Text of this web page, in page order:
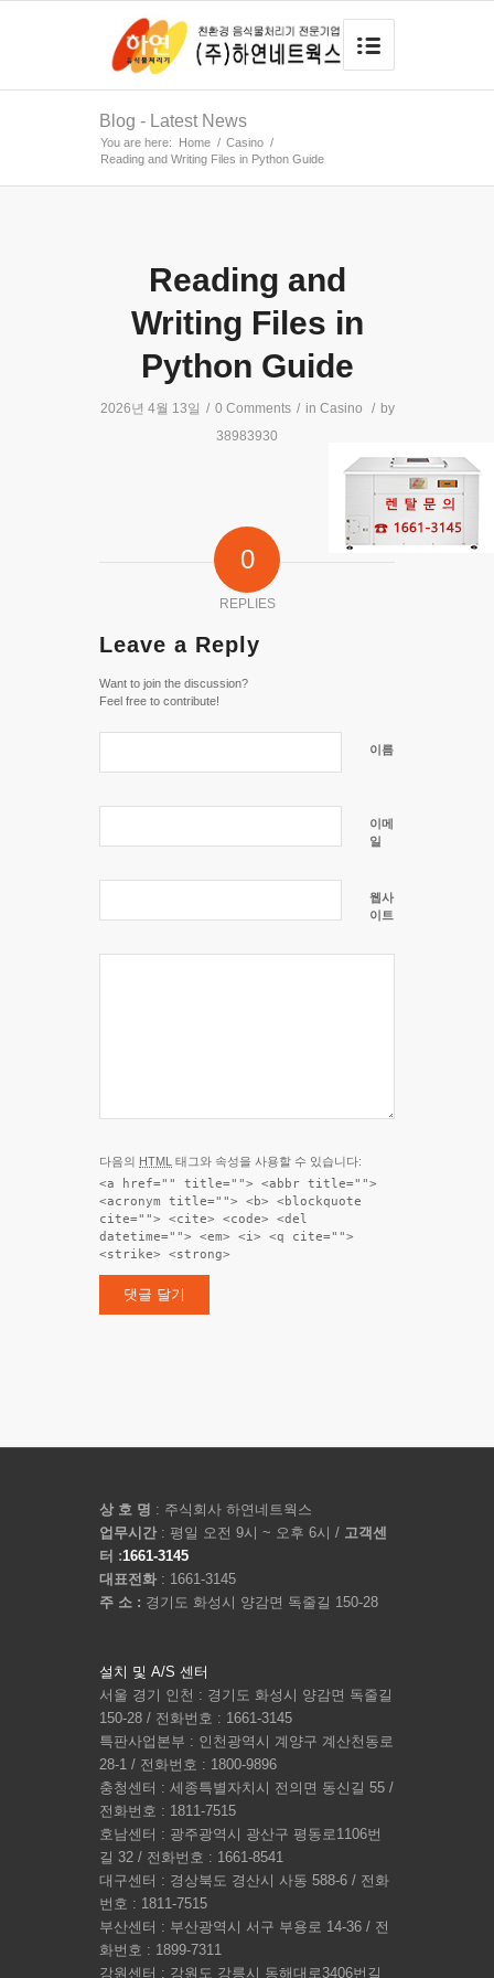
Blog - Latest News
You are here: Home / Casino /
Reading and Writing Files in Python Guide
Reading and
Writing Files in
Python Guide
2026년 4월 13일 / 0 Comments / in Casino / by
38983930
0
REPLIES
Leave a Reply
Want to join the discussion?
Feel free to contribute!
이름
이메
일
웹사
이트
다음의 HTML 태그와 속성을 사용할 수 있습니다:
<a href="" title=""> <abbr title="">
<acronym title=""> <b> <blockquote
cite=""> <cite> <code> <del
datetime=""> <em> <i> <q cite="">
<strike> <strong>
상 호 명 : 주식회사 하연네트웍스
업무시간 : 평일 오전 9시 ~ 오후 6시 / 고객센
터 :1661-3145
대표전화 : 1661-3145
주 소 : 경기도 화성시 양감면 독줄길 150-28
설치 및 A/S 센터
서울 경기 인천 : 경기도 화성시 양감면 독줄길
150-28 / 전화번호 : 1661-3145
특판사업본부 : 인천광역시 계양구 계산천동로
28-1 / 전화번호 : 1800-9896
충청센터 : 세종특별자치시 전의면 동신길 55 /
전화번호 : 1811-7515
호남센터 : 광주광역시 광산구 평동로1106번
길 32 / 전화번호 : 1661-8541
대구센터 : 경상북도 경산시 사동 588-6 / 전화
번호 : 1811-7515
부산센터 : 부산광역시 서구 부용로 14-36 / 전
화번호 : 1899-7311
강원센터 : 강원도 강릉시 동해대로3406번길